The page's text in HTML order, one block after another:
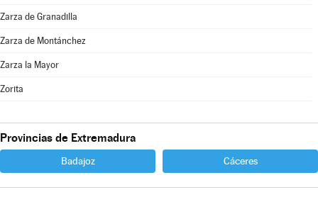
Zarza de Granadilla
Zarza de Montánchez
Zarza la Mayor
Zorita
Provincias de Extremadura
Badajoz Cáceres